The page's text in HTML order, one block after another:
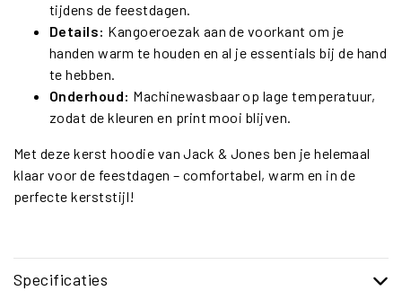
tijdens de feestdagen.
Details: Kangoeroezak aan de voorkant om je
handen warm te houden en al je essentials bij de hand
te hebben.
Onderhoud: Machinewasbaar op lage temperatuur,
zodat de kleuren en print mooi blijven.
Met deze kerst hoodie van Jack & Jones ben je helemaal
klaar voor de feestdagen – comfortabel, warm en in de
perfecte kerststijl!
Specificaties